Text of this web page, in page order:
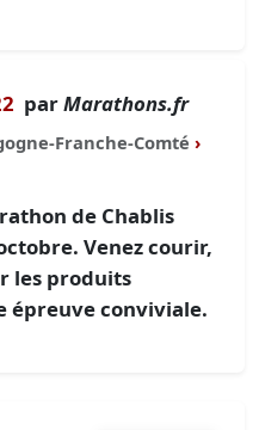
parMarathons.fr
Franche-Comté ›
de Chablis
Venez courir,
les produits
épreuve conviviale.